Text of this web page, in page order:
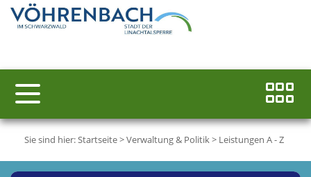
Sie sind hier:Startseite>Verwaltung & Politik> Leistungen A - Z